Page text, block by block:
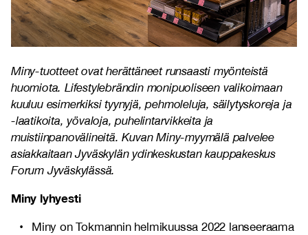
Miny-tuotteet ovat herättäneet runsaasti myönteistä
huomiota. Lifestylebrändin monipuoliseen valikoimaan
kuuluu esimerkiksi tyynyjä, pehmoleluja, säilytyskoreja ja
-laatikoita, yövaloja, puhelintarvikkeita ja
muistiinpanovälineitä. Kuvan Miny-myymälä palvelee
asiakkaitaan Jyväskylän ydinkeskustan kauppakeskus
Forum Jyväskylässä.
Miny lyhyesti
Miny on Tokmannin helmikuussa 2022 lanseeraama